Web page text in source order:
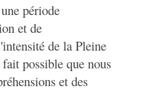
période
et de
de la Pleine
possible que nous
et des